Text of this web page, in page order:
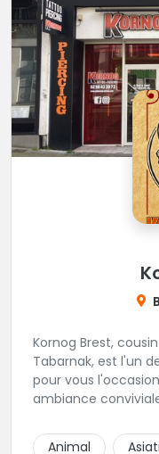
Kornog Brest,
Tabarnak, est l'un
pour vous
ambiance
vous se fait
Animal